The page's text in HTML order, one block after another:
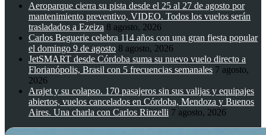
Aeroparque cierra su pista desde el 25 al 27 de agosto por
mantenimiento preventivo, VIDEO. Todos los vuelos serán
trasladados a Ezeiza 8 agosto, 2026
Carlos Beguerie celebra 114 años con una gran fiesta popular
el domingo 9 de agosto 8 agosto, 2026
JetSMART desde Córdoba suma su nuevo vuelo directo a
Florianópolis, Brasil con 5 frecuencias semanales 7 agosto,
2026
Arajet y su colapso. 170 pasajeros sin sus valijas y equipajes
abiertos, vuelos cancelados en Córdoba, Mendoza y Buenos
Aires. Una charla con Carlos Rinzelli 7 agosto, 2026